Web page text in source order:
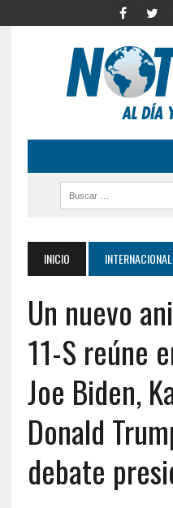
INICIO
Un nuevo
11-S reúne
Joe Biden,
Donald
debate